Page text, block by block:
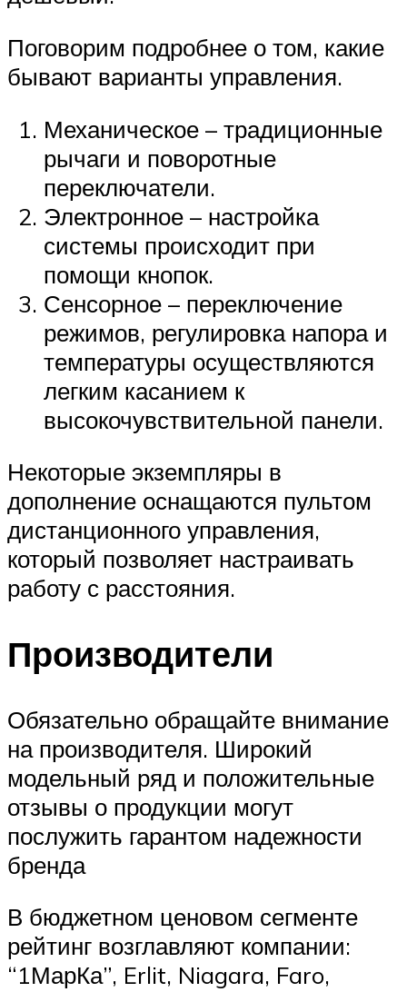
Поговорим подробнее о том, какие
бывают варианты управления.
Механическое – традиционные
рычаги и поворотные
переключатели.
Электронное – настройка
системы происходит при
помощи кнопок.
Сенсорное – переключение
режимов, регулировка напора и
температуры осуществляются
легким касанием к
высокочувствительной панели.
Некоторые экземпляры в
дополнение оснащаются пультом
дистанционного управления,
который позволяет настраивать
работу с расстояния.
Производители
Обязательно обращайте внимание
на производителя. Широкий
модельный ряд и положительные
отзывы о продукции могут
послужить гарантом надежности
бренда
В бюджетном ценовом сегменте
рейтинг возглавляют компании:
“1МарКа”, Erlit, Niagara, Faro,